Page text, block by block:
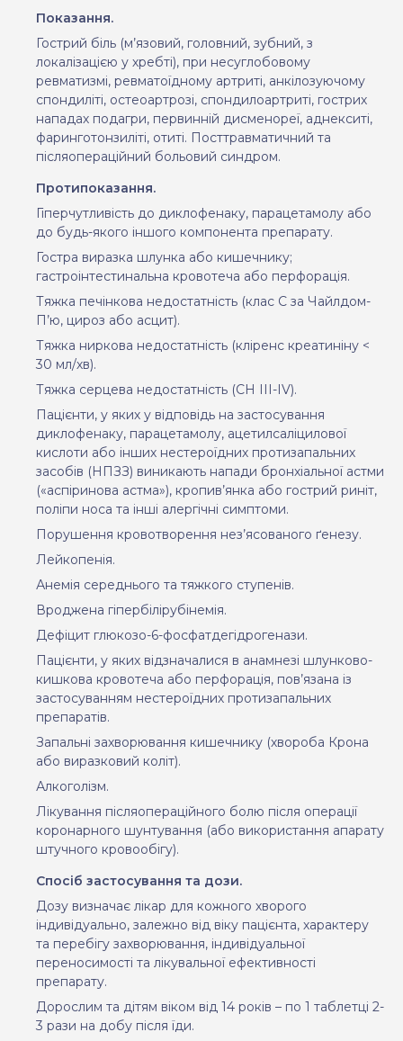
Показання.
Гострий біль (м’язовий, головний, зубний, з
локалізацією у хребті), при несуглобовому
ревматизмі, ревматоїдному артриті, анкілозуючому
спондиліті, остеоартрозі, спондилоартриті, гострих
нападах подагри, первинній дисменореї, аднекситі,
фаринготонзиліті, отиті. Посттравматичний та
післяопераційний больовий синдром.
Протипоказання.
Гіперчутливість до диклофенаку, парацетамолу або
до будь-якого іншого компонента препарату.
Гостра виразка шлунка або кишечнику;
гастроінтестинальна кровотеча або перфорація.
Тяжка печінкова недостатність (клас С за Чайлдом-
П’ю, цироз або асцит).
Тяжка ниркова недостатність (кліренс креатиніну <
30 мл/хв).
Тяжка серцева недостатність (СН III-IV).
Пацієнти, у яких у відповідь на застосування
диклофенаку, парацетамолу, ацетилсаліцилової
кислоти або інших нестероїдних протизапальних
засобів (НПЗЗ) виникають напади бронхіальної астми
(«аспіринова астма»), кропив’янка або гострий риніт,
поліпи носа та інші алергічні симптоми.
Порушення кровотворення нез’ясованого ґенезу.
Лейкопенія.
Анемія середнього та тяжкого ступенів.
Вроджена гіпербілірубінемія.
Дефіцит глюкозо-6-фосфатдегідрогенази.
Пацієнти, у яких відзначалися в анамнезі шлунково-
кишкова кровотеча або перфорація, пов’язана із
застосуванням нестероїдних протизапальних
препаратів.
Запальні захворювання кишечнику (хвороба Крона
або виразковий коліт).
Алкоголізм.
Лікування післяопераційного болю після операції
коронарного шунтування (або використання апарату
штучного кровообігу).
Спосіб застосування та дози.
Дозу визначає лікар для кожного хворого
індивідуально, залежно від віку пацієнта, характеру
та перебігу захворювання, індивідуальної
переносимості та лікувальної ефективності
препарату.
Дорослим та дітям віком від 14 років – по 1 таблетці 2-
3 рази на добу після їди.